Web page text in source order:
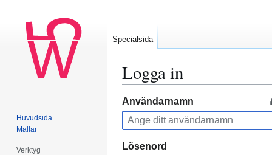
Logga in
Hoppa
till
navigering
Hoppa
till
sök
Användarnamn
Lösenord
Specialsida
Huvudsida
Mallar
Verktyg